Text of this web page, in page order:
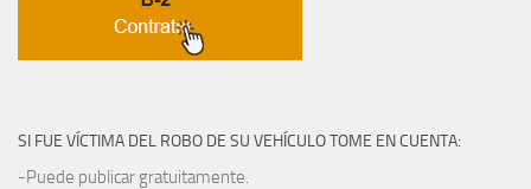
SI FUE VÍCTIMA DEL ROBO DE SU VEHÍCULO TOME EN CUENTA:
-Puede publicar gratuitamente.